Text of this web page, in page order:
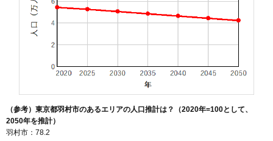
（参考）東京都羽村市のあるエリアの人口推計は？（2020年=100として、
2050年を推計）
羽村市：78.2